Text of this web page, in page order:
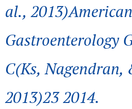
al.,
Gastroenterology
C(Ks, Nagendran,
2013)23 2014.